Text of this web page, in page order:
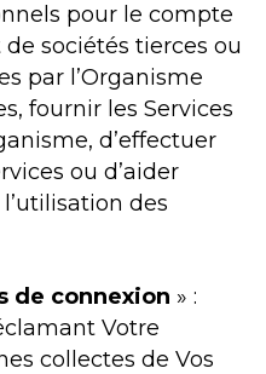
pour le compte
de sociétés tierces ou
par l’Organisme
fournir les Services
d’effectuer
ou d’aider
des
de connexion » :
Votre
collectes de Vos